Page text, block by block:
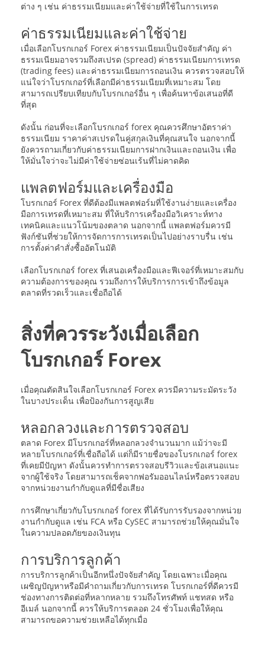
ต่าง ๆ เช่น ค่าธรรมเนียมและค่าใช้จ่ายที่ใช้ในการเทรด
ค่าธรรมเนียมและค่าใช้จ่าย
เมื่อเลือกโบรกเกอร์ Forex ค่าธรรมเนียมเป็นปัจจัยสำคัญ ค่า
ธรรมเนียมอาจรวมถึงสเปรด (spread) ค่าธรรมเนียมการเทรด
(trading fees) และค่าธรรมเนียมการถอนเงิน ควรตรวจสอบให้
แน่ใจว่าโบรกเกอร์ที่เลือกมีค่าธรรมเนียมที่เหมาะสม โดย
สามารถเปรียบเทียบกับโบรกเกอร์อื่น ๆ เพื่อค้นหาข้อเสนอที่ดี
ที่สุด
ดังนั้น ก่อนที่จะเลือกโบรกเกอร์ forex คุณควรศึกษาอัตราค่า
ธรรมเนียม ราคาค่าสเปรดในคู่สกุลเงินที่คุณสนใจ นอกจากนี้
ยังควรถามเกี่ยวกับค่าธรรมเนียมการฝากเงินและถอนเงิน เพื่อ
ให้มั่นใจว่าจะไม่มีค่าใช้จ่ายซ่อนเร้นที่ไม่คาดคิด
แพลตฟอร์มและเครื่องมือ
โบรกเกอร์ Forex ที่ดีต้องมีแพลตฟอร์มที่ใช้งานง่ายและเครื่อง
มือการเทรดที่เหมาะสม ที่ให้บริการเครื่องมือวิเคราะห์ทาง
เทคนิคและแนวโน้มของตลาด นอกจากนี้ แพลตฟอร์มควรมี
ฟังก์ชันที่ช่วยให้การจัดการการเทรดเป็นไปอย่างราบรื่น เช่น
การตั้งค่าคำสั่งซื้ออัตโนมัติ
เลือกโบรกเกอร์ forex ที่เสนอเครื่องมือและฟีเจอร์ที่เหมาะสมกับ
ความต้องการของคุณ รวมถึงการให้บริการการเข้าถึงข้อมูล
ตลาดที่รวดเร็วและเชื่อถือได้
สิ่งที่ควรระวังเมื่อเลือก
โบรกเกอร์ Forex
เมื่อคุณตัดสินใจเลือกโบรกเกอร์ Forex ควรมีความระมัดระวัง
ในบางประเด็น เพื่อป้องกันการสูญเสีย
หลอกลวงและการตรวจสอบ
ตลาด Forex มีโบรกเกอร์ที่หลอกลวงจำนวนมาก แม้ว่าจะมี
หลายโบรกเกอร์ที่เชื่อถือได้ แต่ก็มีรายชื่อของโบรกเกอร์ forex
ที่เคยมีปัญหา ดังนั้นควรทำการตรวจสอบรีวิวและข้อเสนอแนะ
จากผู้ใช้จริง โดยสามารถเช็คจากฟอรัมออนไลน์หรือตรวจสอบ
จากหน่วยงานกำกับดูแลที่มีชื่อเสียง
การศึกษาเกี่ยวกับโบรกเกอร์ forex ที่ได้รับการรับรองจากหน่วย
งานกำกับดูแล เช่น FCA หรือ CySEC สามารถช่วยให้คุณมั่นใจ
ในความปลอดภัยของเงินทุน
การบริการลูกค้า
การบริการลูกค้าเป็นอีกหนึ่งปัจจัยสำคัญ โดยเฉพาะเมื่อคุณ
เผชิญปัญหาหรือมีคำถามเกี่ยวกับการเทรด โบรกเกอร์ที่ดีควรมี
ช่องทางการติดต่อที่หลากหลาย รวมถึงโทรศัพท์ แชทสด หรือ
อีเมล์ นอกจากนี้ ควรให้บริการตลอด 24 ชั่วโมงเพื่อให้คุณ
สามารถขอความช่วยเหลือได้ทุกเมื่อ